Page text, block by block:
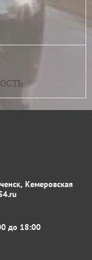
Кемеровская
до 18:00